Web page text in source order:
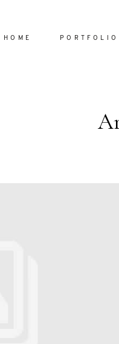
HOME PORTFOLIO